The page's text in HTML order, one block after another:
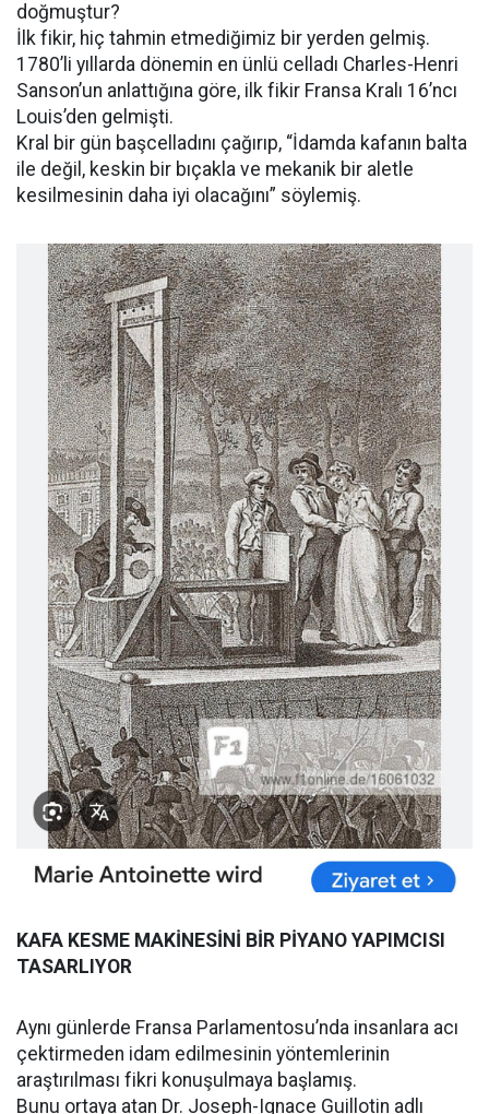
doğmuştur?
İlk fikir, hiç tahmin etmediğimiz bir yerden gelmiş.
1780’li yıllarda dönemin en ünlü celladı Charles-Henri
Sanson’un anlattığına göre, ilk fikir Fransa Kralı 16’ncı
Louis’den gelmişti.
Kral bir gün başcelladını çağırıp, “İdamda kafanın balta
ile değil, keskin bir bıçakla ve mekanik bir aletle
kesilmesinin daha iyi olacağını” söylemiş.
KAFA KESME MAKİNESİNİ BİR PİYANO YAPIMCISI
TASARLIYOR
Aynı günlerde Fransa Parlamentosu’nda insanlara acı
çektirmeden idam edilmesinin yöntemlerinin
araştırılması fikri konuşulmaya başlamış.
Bunu ortaya atan Dr. Joseph-Ignace Guillotin adlı